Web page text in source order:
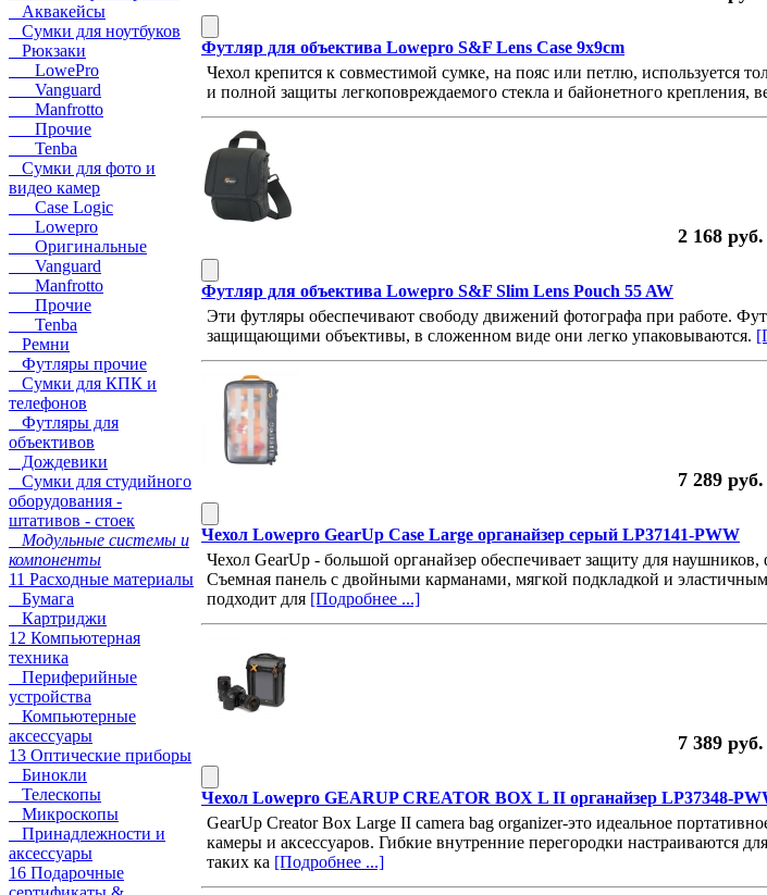
Аквакейсы
Сумки для ноутбуков
Рюкзаки
LowePro
Vanguard
Manfrotto
Прочие
Tenba
Сумки для фото и
видео камер
Case Logic
Lowepro
Оригинальные
Vanguard
Manfrotto
Прочие
Tenba
Ремни
Футляры прочие
Сумки для КПК и
телефонов
Футляры для
объективов
Дождевики
Сумки для студийного
оборудования -
штативов - стоек
Модульные системы и
компоненты
11 Расходные материалы
Бумага
Картриджи
12 Компьютерная
техника
Периферийные
устройства
Компьютерные
аксессуары
13 Оптические приборы
Бинокли
Телескопы
Микроскопы
Принадлежности и
аксессуары
16 Подарочные
Футляр для объектива Lowepro S&F Lens Case 9x9cm
Чехол крепится к совместимой сумке, на пояс или петлю, используется
и полной защиты легкоповреждаемого стекла и байонетного крепления,
2 168 руб.
Футляр для объектива Lowepro S&F Slim Lens Pouch 55 AW
Эти футляры обеспечивают свободу движений фотографа при работе.
защищающими объективы, в сложенном виде они легко упаковываются.
7 289 руб.
Чехол Lowepro GearUp Case Large органайзер серый LP37141-PWW
Чехол GearUp - большой органайзер обеспечивает защиту для
Съемная панель с двойными карманами, мягкой подкладкой и
подходит для [Подробнее ...]
7 389 руб.
Чехол Lowepro GEARUP CREATOR BOX L II органайзер LP37348-
GearUp Creator Box Large II camera bag organizer-это идеальное
камеры и аксессуаров. Гибкие внутренние перегородки настраиваются
таких ка [Подробнее ...]